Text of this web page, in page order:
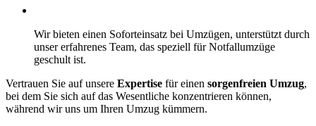
Wir bieten einen Soforteinsatz bei Umzügen, unterstützt durch
unser erfahrenes Team, das speziell für Notfallumzüge
geschult ist.
Vertrauen Sie auf unsere Expertise für einen sorgenfreien Umzug,
bei dem Sie sich auf das Wesentliche konzentrieren können,
während wir uns um Ihren Umzug kümmern.